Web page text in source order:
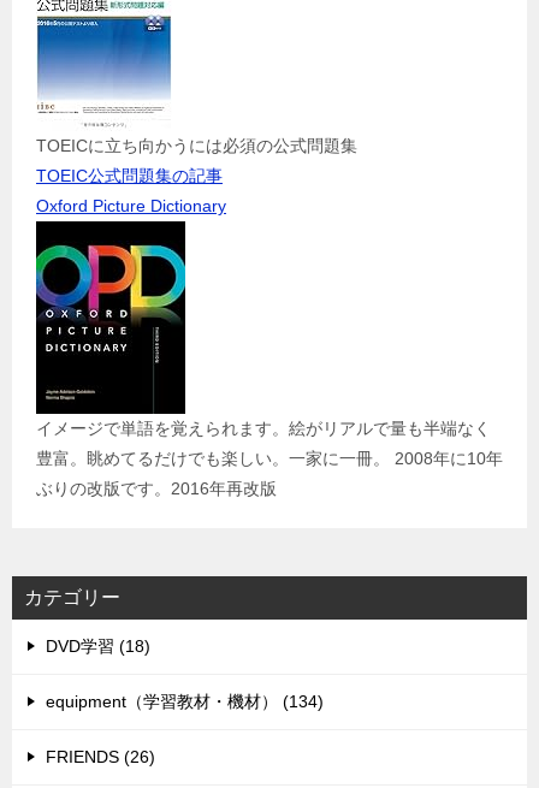
TOEICに立ち向かうには必須の公式問題集
TOEIC公式問題集の記事
Oxford Picture Dictionary
イメージで単語を覚えられます。絵がリアルで量も半端なく
豊富。眺めてるだけでも楽しい。一家に一冊。 2008年に10年
ぶりの改版です。2016年再改版
カテゴリー
DVD学習 (18)
equipment（学習教材・機材） (134)
FRIENDS (26)